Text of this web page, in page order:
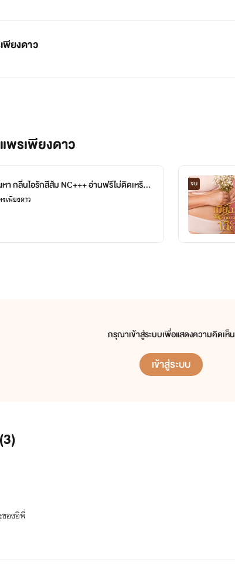
ยงดาว
รเพียงดาว
า กลิ่นไอรักสีส้ม NC+++ อ่านฟรีไม่ติดเหรีย
พียงดาว
จบ
กรุณาเข้าสู่ระบบเพื่อแสดงความคิดเห็น
เข้าสู่ระบบ
3)
ของอิพี่